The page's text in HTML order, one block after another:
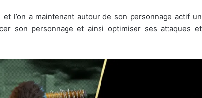
l’on a maintenant autour de son personnage actif un
son personnage et ainsi optimiser ses attaques et